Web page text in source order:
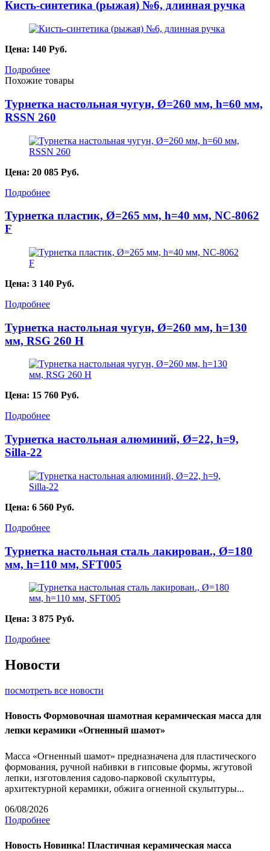
Кисть-синтетика (рыжая) №6, длинная ручка
Цена: 140 Руб.
Подробнее
Похожие товары
Турнетка настольная чугун, Ø=260 мм, h=60 мм,
RSSN 260
Цена: 20 085 Руб.
Подробнее
Турнетка пластик, Ø=265 мм, h=40 мм, NC-8062
F
Цена: 3 140 Руб.
Подробнее
Турнетка настольная чугун, Ø=260 мм, h=130
мм, RSG 260 H
Цена: 15 760 Руб.
Подробнее
Турнетка настольная алюминий, Ø=22, h=9,
Silla-22
Цена: 6 560 Руб.
Подробнее
Турнетка настольная сталь лакирован., Ø=180
мм, h=110 мм, SFT005
Цена: 3 875 Руб.
Подробнее
Новости
посмотреть все новости
Новость Формовочная шамотная керамическая масса для
лепки керамики «Огненный шамот»
Масса «Огненный шамот» предназначена для пластического
формования, ручной набивки в гипсовые формы, жгутовой
лепки, изготовления садово-парковой скульптуры,
архитектурной керамики, обжига огненной скульптуры...
06/08/2026
Подробнее
Новость Новинка! Пластичная керамическая масса